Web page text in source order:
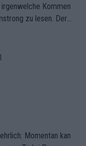
Kommen
zu lesen. Der
Momentan kan